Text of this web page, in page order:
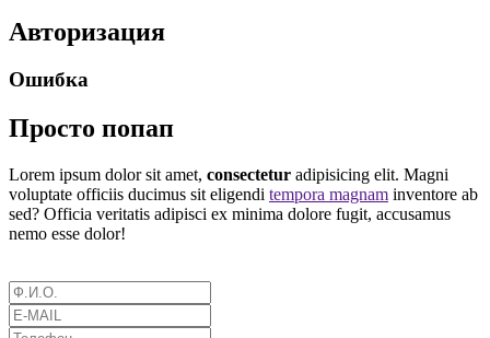
Авторизация
Ошибка
Просто попап
Lorem ipsum dolor sit amet, consectetur adipisicing elit. Magni
voluptate officiis ducimus sit eligendi tempora magnam inventore ab
sed? Officia veritatis adipisci ex minima dolore fugit, accusamus
nemo esse dolor!